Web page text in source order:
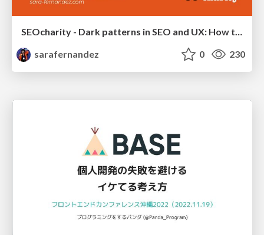
SEOcharity - Dark patterns in SEO and UX: How to avoid them and build a more ethical web
sarafernandez
0 230